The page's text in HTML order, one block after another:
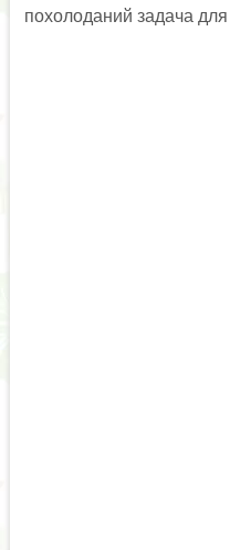
похолоданий задача